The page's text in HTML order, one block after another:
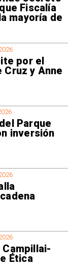
Fiscalía
mayoría de
por el
Cruz y Anne
Parque
inversión
Ética